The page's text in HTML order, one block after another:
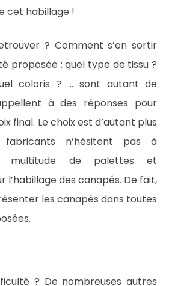
cet habillage !
? Comment s’en sortir
proposée : quel type de tissu ?
coloris ? … sont autant de
à des réponses pour
final. Le choix est d’autant plus
n’hésitent pas à
multitude de palettes et
l’habillage des canapés. De fait,
les canapés dans toutes
? De nombreuses autres